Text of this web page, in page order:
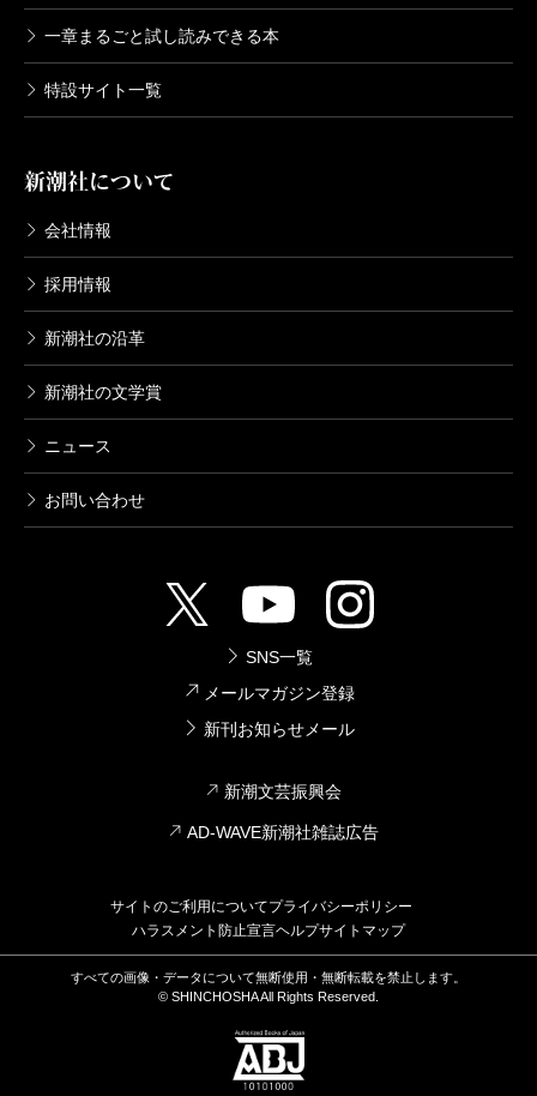
一章まるごと試し読みできる本
特設サイト一覧
新潮社について
会社情報
採用情報
新潮社の沿革
新潮社の文学賞
ニュース
お問い合わせ
SNS一覧
メールマガジン登録
新刊お知らせメール
新潮文芸振興会
AD-WAVE新潮社雑誌広告
サイトのご利用についてプライバシーポリシー
ハラスメント防止宣言ヘルプサイトマップ
すべての画像・データについて無断使用・無断転載を禁止します。
© SHINCHOSHA All Rights Reserved.